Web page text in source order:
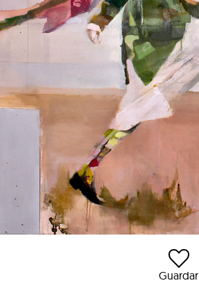
Guardar